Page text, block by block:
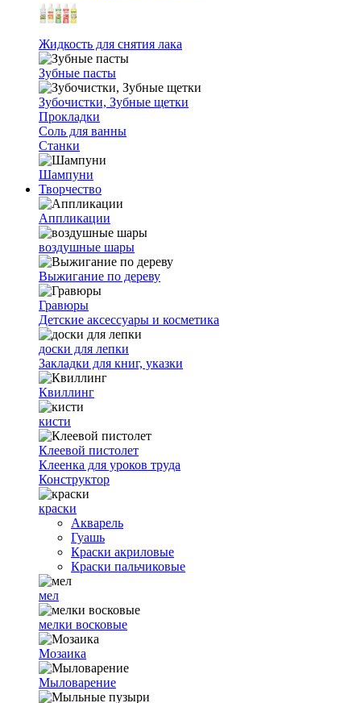
Жидкость для снятия лака
Зубные пасты
Зубочистки, Зубные щетки
Прокладки
Соль для ванны
Станки
Шампуни
Творчество
Аппликации
воздушные шары
Выжигание по дереву
Гравюры
Детские аксессуары и косметика
доски для лепки
Закладки для книг, указки
Квиллинг
кисти
Клеевой пистолет
Клеенка для уроков труда
Конструктор
краски
Акварель
Гуашь
Краски акриловые
Краски пальчиковые
мел
мелки восковые
Мозаика
Мыловарение